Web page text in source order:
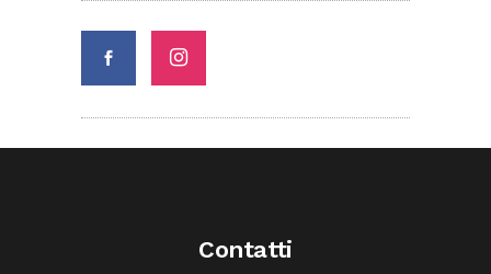
Contatti